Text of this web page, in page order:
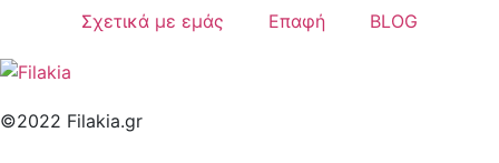
Σχετικά με εμάς Επαφή BLOG
©2022 Filakia.gr